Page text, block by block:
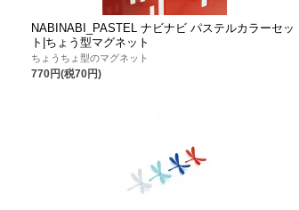
NABINABI_PASTEL ナビナビ パステルカラーセッ
ト|ちょう型マグネット
ちょうちょ型のマグネット
770円(税70円)